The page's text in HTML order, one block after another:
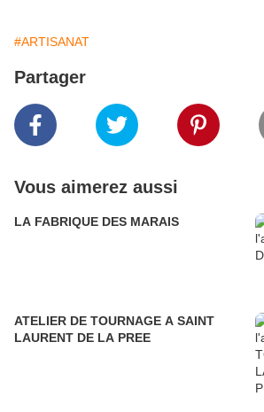
#ARTISANAT
Partager
Vous aimerez aussi
LA FABRIQUE DES MARAIS
ATELIER DE TOURNAGE A SAINT
LAURENT DE LA PREE